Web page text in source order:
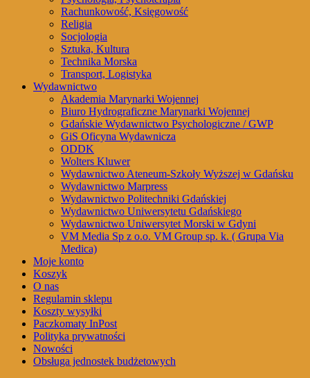
Rachunkowość, Księgowość
Religia
Socjologia
Sztuka, Kultura
Technika Morska
Transport, Logistyka
Wydawnictwo
Akademia Marynarki Wojennej
Biuro Hydrograficzne Marynarki Wojennej
Gdańskie Wydawnictwo Psychologiczne / GWP
GiS Oficyna Wydawnicza
ODDK
Wolters Kluwer
Wydawnictwo Ateneum-Szkoły Wyższej w Gdańsku
Wydawnictwo Marpress
Wydawnictwo Politechniki Gdańskiej
Wydawnictwo Uniwersytetu Gdańskiego
Wydawnictwo Uniwersytet Morski w Gdyni
VM Media Sp z o.o. VM Group sp. k. ( Grupa Via
Medica)
Moje konto
Koszyk
O nas
Regulamin sklepu
Koszty wysyłki
Paczkomaty InPost
Polityka prywatności
Nowości
Obsługa jednostek budżetowych